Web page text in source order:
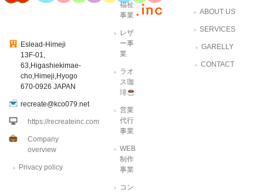
Eslead-Himeji
13F-01,
63,Higashiekimae-
cho,Himeji,Hyogo
670-0926 JAPAN
recreate@kco079.net
https://recreateinc.com
Company
overview
Privacy policy
福祉
事業
レザ
ー事
業
ラオ
ス珈
琲
営業
代行
事業
WEB
制作
事業
コン
ABOUT US
SERVICES
GARELLY
CONTACT